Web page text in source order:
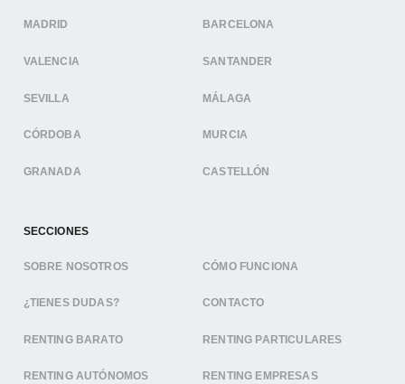
MADRID BARCELONA
VALENCIA SANTANDER
SEVILLA MÁLAGA
CÓRDOBA MURCIA
GRANADA CASTELLÓN
SECCIONES
SOBRE NOSOTROS CÓMO FUNCIONA
¿TIENES DUDAS? CONTACTO
RENTING BARATO RENTING PARTICULARES
RENTING AUTÓNOMOS RENTING EMPRESAS